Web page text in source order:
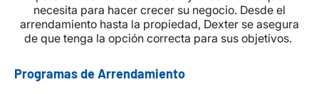
necesita para hacer crecer su negocio. Desde el
arrendamiento hasta la propiedad, Dexter se asegura
de que tenga la opción correcta para sus objetivos.
Programas de Arrendamiento